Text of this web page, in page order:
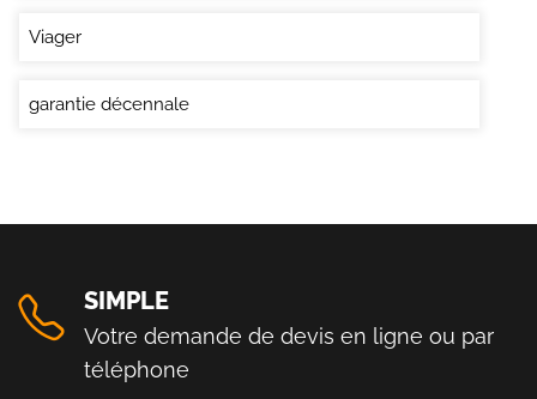
Viager
garantie décennale
SIMPLE
Votre demande de devis en ligne ou par
téléphone